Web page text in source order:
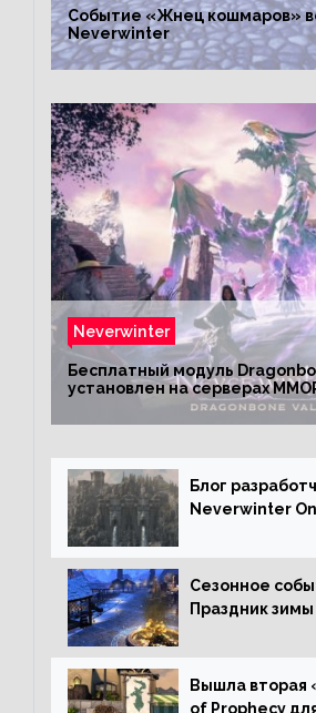
Событие «Жнец кошмаров»
Neverwinter
Neverwinter
Бесплатный модуль
установлен на серверах
Блог
Neverwinter
Сезонное
Праздник
Вышла вторая
of Prophecy